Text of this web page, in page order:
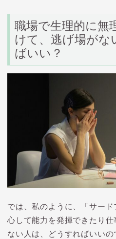
職場で生理的に無
けて、逃げ場がな
ばいい？
では、私のように、「サー
心して能力を発揮できたり
ない人は、どうすればいいの